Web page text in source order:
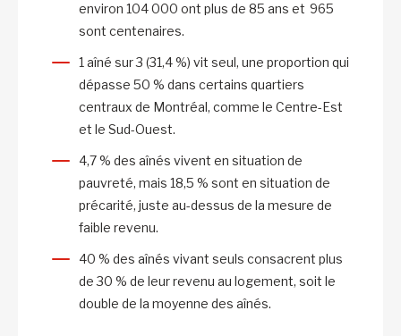
environ 104 000 ont plus de 85 ans et 965
sont centenaires.
1 aîné sur 3 (31,4 %) vit seul, une proportion qui
dépasse 50 % dans certains quartiers
centraux de Montréal, comme le Centre-Est
et le Sud-Ouest.
4,7 % des aînés vivent en situation de
pauvreté, mais 18,5 % sont en situation de
précarité, juste au-dessus de la mesure de
faible revenu.
40 % des aînés vivant seuls consacrent plus
de 30 % de leur revenu au logement, soit le
double de la moyenne des aînés.